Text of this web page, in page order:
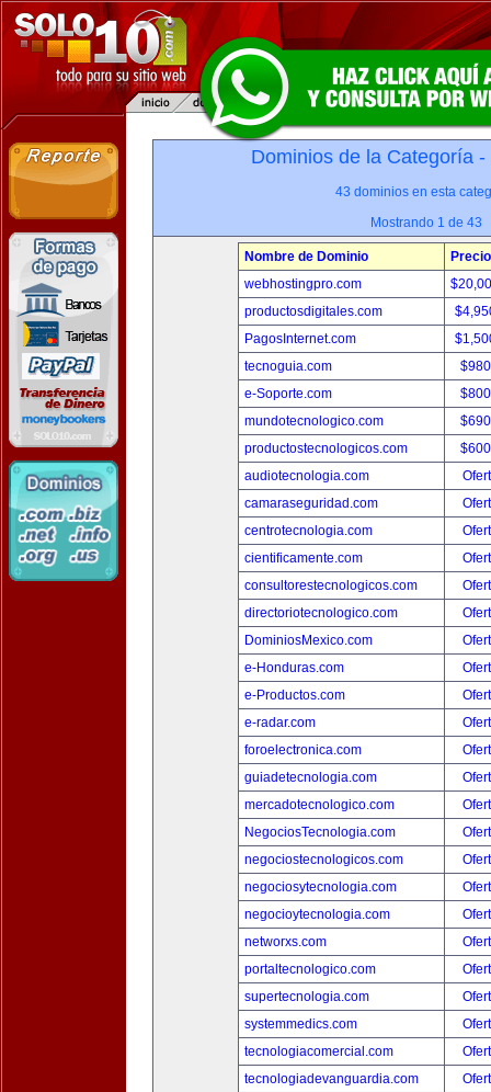
Dominios de la Categoría -
43 dominios en esta
Mostrando 1 de 43
Nombre de Dominio
Precio
webhostingpro.com
productosdigitales.com
PagosInternet.com
tecnoguia.com
e-Soporte.com
mundotecnologico.com
productostecnologicos.com
audiotecnologia.com
camaraseguridad.com
centrotecnologia.com
cientificamente.com
consultorestecnologicos.com
directoriotecnologico.com
DominiosMexico.com
e-Honduras.com
e-Productos.com
e-radar.com
foroelectronica.com
guiadetecnologia.com
mercadotecnologico.com
NegociosTecnologia.com
negociostecnologicos.com
negociosytecnologia.com
negocioytecnologia.com
networxs.com
portaltecnologico.com
supertecnologia.com
systemmedics.com
tecnologiacomercial.com
tecnologiadevanguardia.com